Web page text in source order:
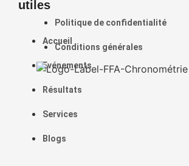
utiles
Accueil
Evénements
Résultats
Services
Blogs
Politique de confidentialité
Conditions générales